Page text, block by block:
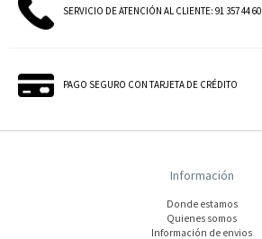
SERVICIO DE ATENCIÓN AL CLIENTE: 91 357 44 60
PAGO SEGURO CON TARJETA DE CRÉDITO
Información
Donde estamos
Quienes somos
Información de envios